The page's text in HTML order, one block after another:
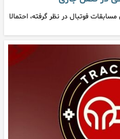
فوتبال در نظر گرفته، احتمالا